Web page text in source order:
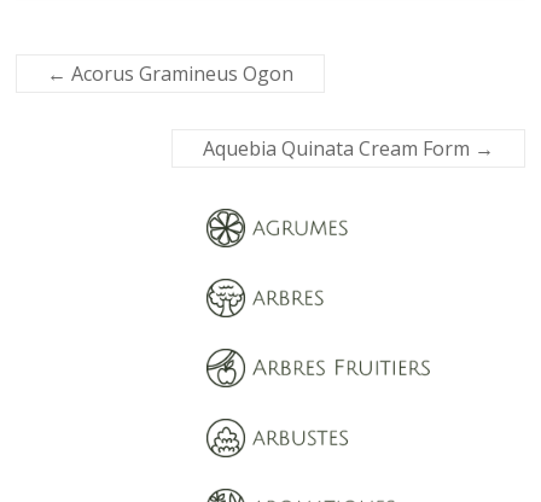
← Acorus Gramineus Ogon
Aquebia Quinata Cream Form →